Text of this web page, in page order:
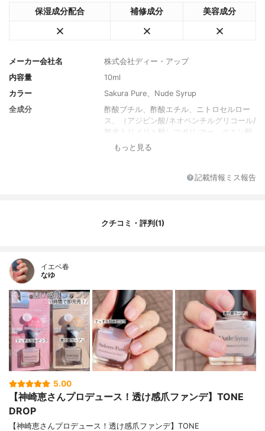
保湿成分配合 補修成分 美容成分
メーカー会社名
株式会社ディー・アップ
内容量
10ml
カラー
Sakura Pure、Nude Syrup
全成分
酢酸ブチル、酢酸エチル、ニトロセルロー
ス、（アジピン酸/ネオペンチルグリコール/
無水トリメリト酸）コポリ マー、クエン酸
アセチルトリブチル、イソプロパノール、
ンゾン－1、シリカ、ジアセトンアルコー
I、ハイドロゲンジメチコン、酸化鉄、アセ
もっと見る
記載情報ミス報告
クチコミ・評判(1)
イエベ春
なゆ
5.00
【神崎恵さんプロデュース！透け感爪ファンデ】TONE
DROP
【神崎恵さんプロデュース！透け感爪ファンデ】TONE